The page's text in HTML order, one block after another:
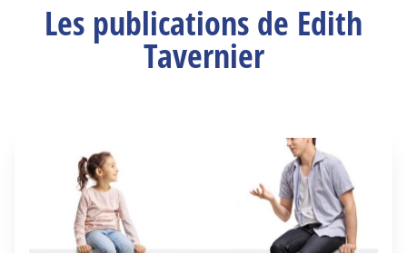
Les publications de Edith
Tavernier